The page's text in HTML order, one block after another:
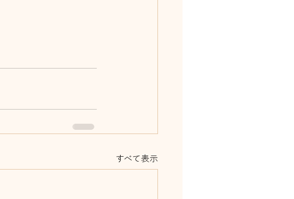
すべて表示